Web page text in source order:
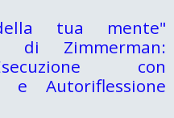
tua mente"
Zimmerman:
con
e Autoriflessione